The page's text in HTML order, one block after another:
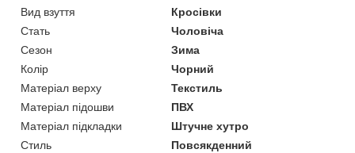
Вид взуття
Кросівки
Стать
Чоловіча
Сезон
Зима
Колір
Чорний
Матеріал верху
Текстиль
Матеріал підошви
ПВХ
Матеріал підкладки
Штучне хутро
Стиль
Повсякденний